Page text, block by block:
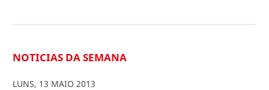
NOTICIAS DA SEMANA
LUNS, 13 MAIO 2013